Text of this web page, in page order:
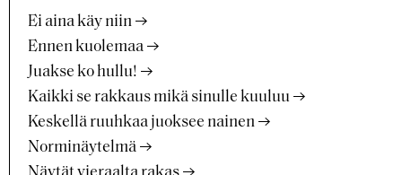
Ei aina käy niin
Ennen kuolemaa
Juakse ko hullu!
Kaikki se rakkaus mikä sinulle kuuluu
Keskellä ruuhkaa juoksee nainen
Norminäytelmä